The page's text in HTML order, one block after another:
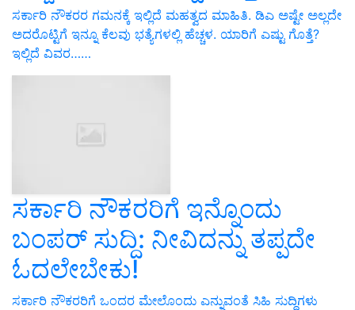
ಸರ್ಕಾರಿ ನೌಕರರ ಗಮನಕ್ಕೆ ಇಲ್ಲಿದೆ ಮಹತ್ವದ ಮಾಹಿತಿ. ಡಿಎ ಅಷ್ಟೇ ಅಲ್ಲದೇ
ಅದರೊಟ್ಟಿಗೆ ಇನ್ನೂ ಕೆಲವು ಭತ್ಯೆಗಳಲ್ಲಿ ಹೆಚ್ಚಳ. ಯಾರಿಗೆ ಎಷ್ಟು ಗೊತ್ತೆ?
ಇಲ್ಲಿದೆ ವಿವರ……
ಸರ್ಕಾರಿ ನೌಕರರಿಗೆ ಇನ್ನೊಂದು
ಬಂಪರ್‌ ಸುದ್ದಿ: ನೀವಿದನ್ನು ತಪ್ಪದೇ
ಓದಲೇಬೇಕು!
ಸರ್ಕಾರಿ ನೌಕರರಿಗೆ ಒಂದರ ಮೇಲೊಂದು ಎನ್ನುವಂತೆ ಸಿಹಿ ಸುದ್ದಿಗಳು